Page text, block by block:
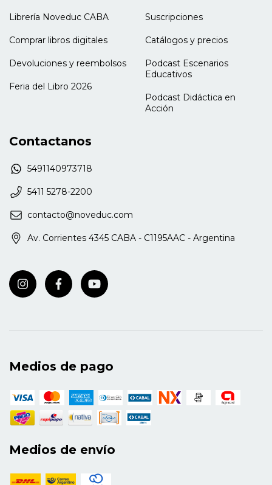
Librería Noveduc CABA
Comprar libros digitales
Devoluciones y reembolsos
Feria del Libro 2026
Suscripciones
Catálogos y precios
Podcast Escenarios
Educativos
Podcast Didáctica en
Acción
Contactanos
5491140973718
5411 5278-2200
contacto@noveduc.com
Av. Corrientes 4345 CABA - C1195AAC - Argentina
Medios de pago
Medios de envío